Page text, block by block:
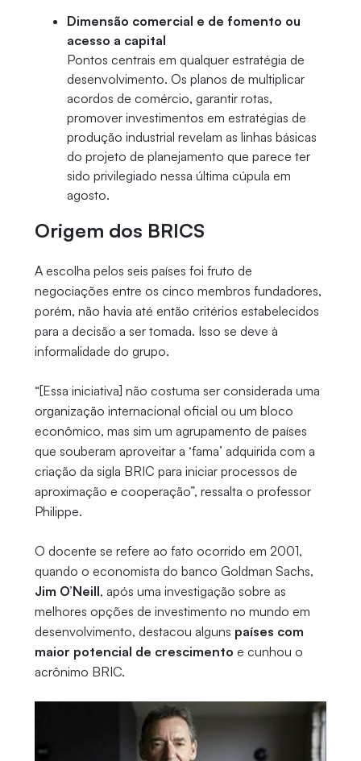
Dimensão comercial e de fomento ou
acesso a capital
Pontos centrais em qualquer estratégia de
desenvolvimento. Os planos de multiplicar
acordos de comércio, garantir rotas,
promover investimentos em estratégias de
produção industrial revelam as linhas básicas
do projeto de planejamento que parece ter
sido privilegiado nessa última cúpula em
agosto.
Origem dos BRICS
A escolha pelos seis países foi fruto de
negociações entre os cinco membros fundadores,
porém, não havia até então critérios estabelecidos
para a decisão a ser tomada. Isso se deve à
informalidade do grupo.
“[Essa iniciativa] não costuma ser considerada uma
organização internacional oficial ou um bloco
econômico, mas sim um agrupamento de países
que souberam aproveitar a ‘fama’ adquirida com a
criação da sigla BRIC para iniciar processos de
aproximação e cooperação”, ressalta o professor
Philippe.
O docente se refere ao fato ocorrido em 2001,
quando o economista do banco Goldman Sachs,
Jim O’Neill, após uma investigação sobre as
melhores opções de investimento no mundo em
desenvolvimento, destacou alguns países com
maior potencial de crescimento e cunhou o
acrônimo BRIC.